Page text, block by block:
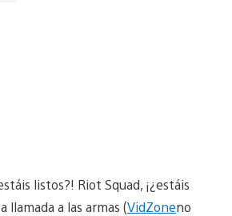
listos?! Riot Squad, ¡¿estáis
llamada a las armas (VidZoneno